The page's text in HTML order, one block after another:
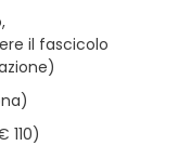
il fascicolo
110)